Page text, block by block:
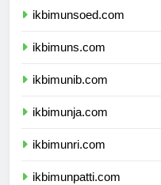
ikbimunsoed.com
ikbimuns.com
ikbimunib.com
ikbimunja.com
ikbimunri.com
ikbimunpatti.com